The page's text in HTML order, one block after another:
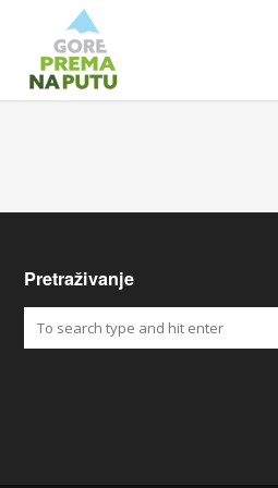
Pretraživanje